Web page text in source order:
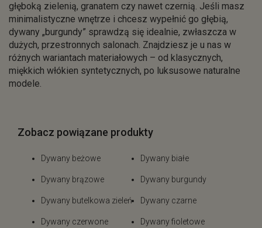
głęboką zielenią, granatem czy nawet czernią. Jeśli masz
minimalistyczne wnętrze i chcesz wypełnić go głębią,
dywany „burgundy” sprawdzą się idealnie, zwłaszcza w
dużych, przestronnych salonach. Znajdziesz je u nas w
różnych wariantach materiałowych – od klasycznych,
miękkich włókien syntetycznych, po luksusowe naturalne
modele.
Zobacz powiązane produkty
Dywany beżowe Dywany białe
Dywany brązowe Dywany burgundy
Dywany butelkowa zieleń Dywany czarne
Dywany czerwone Dywany fioletowe